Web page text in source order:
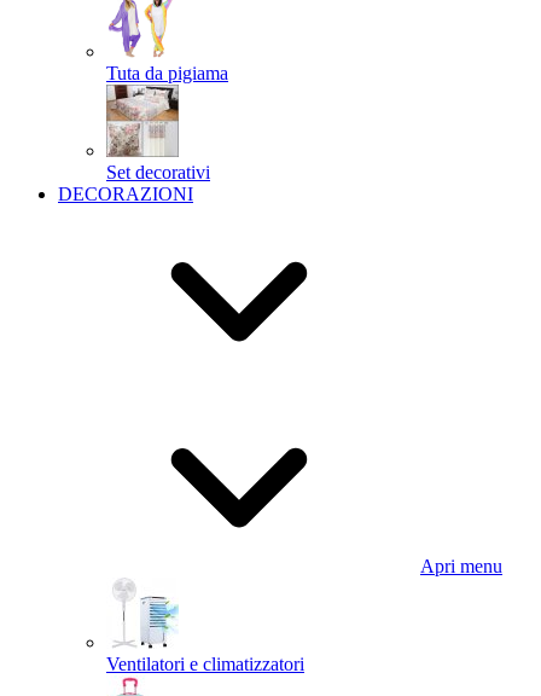
Tuta da pigiama
Set decorativi
DECORAZIONI
Apri menu
Ventilatori e climatizzatori